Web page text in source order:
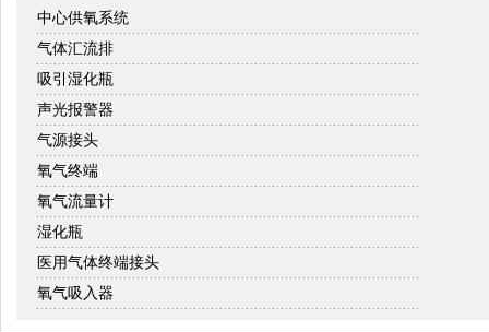
中心供氧系统
气体汇流排
吸引湿化瓶
声光报警器
气源接头
氧气终端
氧气流量计
湿化瓶
医用气体终端接头
氧气吸入器